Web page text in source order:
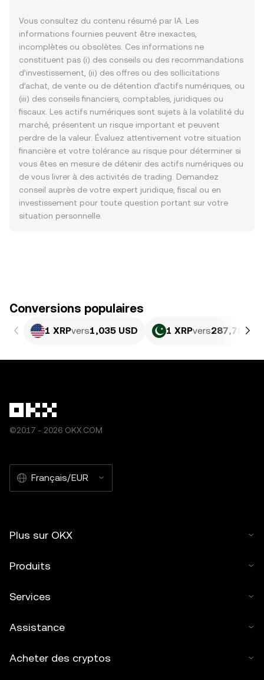
Vous consultez du contenu résumé par IA. Les
informations fournies peuvent être inexactes,
incomplètes ou obsolètes. Ces informations ne
constituent pas (i) des conseils ou des recommandations
d’investissement, (ii) des offres ou des sollicitations
d’achat, de vente ou de détention d’actifs numériques, ou
(iii) des conseils financiers, comptables, juridiques ou
fiscaux. Les actifs numériques sont sujets à la volatilité du
marché, présentent un risque important et peuvent
perdre de la valeur. Évaluez attentivement votre situation
financière et votre tolérance au risque pour déterminer si
vous êtes en mesure de détenir des actifs numériques ou
de vous livrer à des activités de trading. Demandez
conseil auprès de votre expert juridique, fiscal ou en
investissement pour toute question portant sur votre
situation personnelle.
Conversions populaires
1 XRPvers1,035 USD 1 XRPvers287,78 PKR
©2017 - 2026 OKX.COM
Français/EUR
Plus sur OKX
Produits
Services
Assistance
Acheter des cryptos